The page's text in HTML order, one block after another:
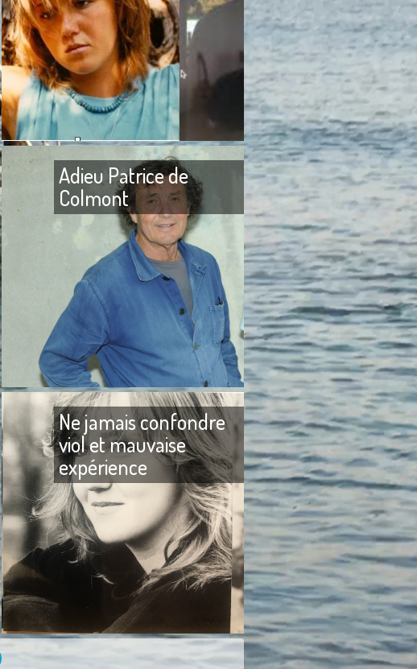
L’enfance fracassée À la petite
école, puis au collège où j’étais
dans des établissements
privés et religieux, le mot qui
Adieu mon cher Alexandre
Drubigny ! Je viens à l’instant
d’apprendre que tu aurais
décidé de partir à la recherche
Adieu Brigitte Bardot J’ai reçu
de nombreux messages me
demandant pourquoi je n’avais
rien écrit sur Brigitte Bardot.
Je n’ai
Adieu Patrice de
Colmont
Adieu Patrice de Colmont
D’habitude lorsque j’écris un
texte pour rendre hommage à
un ami qui vient de mourir, je
J’ai toujours aimé faire rire les
hommes. Je ne les ai jamais
dragués, ni cherchés à les
séduire pour obtenir
Ne jamais confondre
viol et mauvaise
expérience
Ne jamais confondre viol et
mauvaise expérience. J’aime la
langue française pour sa
précision et je m’efforce
toujours de ne